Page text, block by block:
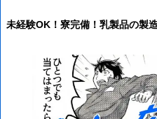
未経験OK！寮完備！乳製品の製